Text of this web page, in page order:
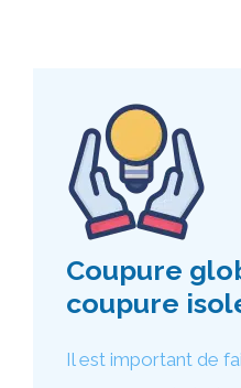
Coupure
coupure
Il est important de